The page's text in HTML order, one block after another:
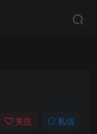
关注 私信